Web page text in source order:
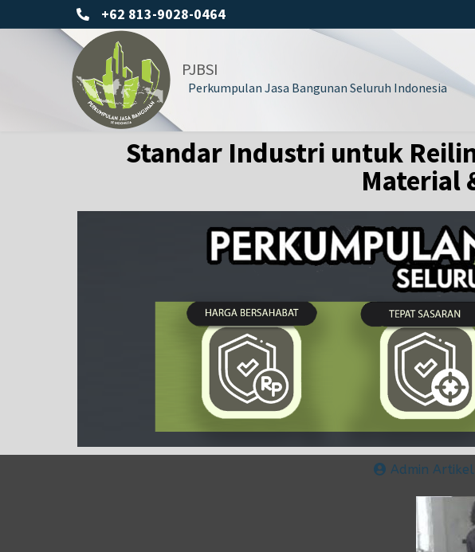
+62 813-9028-0464
PJBSI
Perkumpulan Jasa Bangunan Seluruh Indonesia
Standar Industri untuk
Material
Admin Artikel